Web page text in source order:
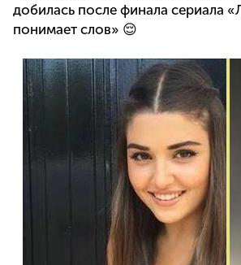
добилась после финала сериала
понимает слов» 😌